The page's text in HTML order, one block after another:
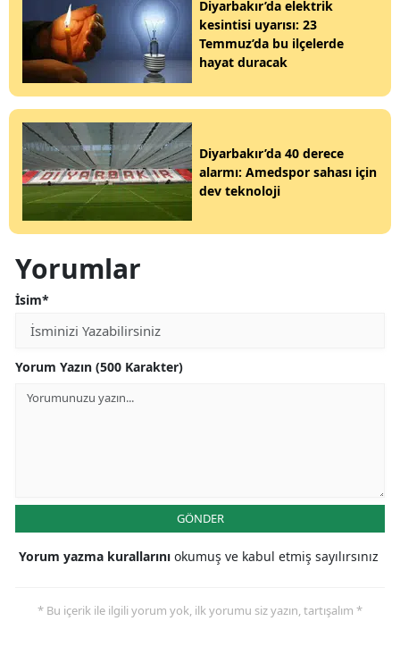
Diyarbakır’da elektrik
kesintisi uyarısı: 23
Temmuz’da bu ilçelerde
hayat duracak
Diyarbakır’da 40 derece
alarmı: Amedspor sahası için
dev teknoloji
Yorumlar
İsim*
Yorum Yazın (500 Karakter)
GÖNDER
Yorum yazma kurallarını okumuş ve kabul etmiş sayılırsınız
* Bu içerik ile ilgili yorum yok, ilk yorumu siz yazın, tartışalım *